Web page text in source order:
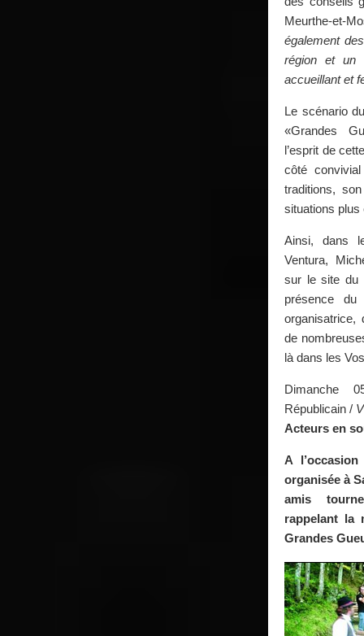
Meurthe-et-
également
région et un
accueillant et
Le scénario
«Grandes
l’esprit de
côté
traditions,
situations
Ainsi, dans
Ventura,
sur le site du
présence du
organisatrice,
de
là dans les
Dimanche
Républicain /
Acteurs en
A
organisée à
amis
rappelant la
Grandes